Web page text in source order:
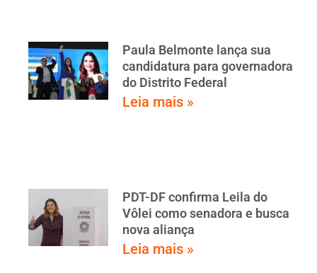
Paula Belmonte lança sua
candidatura para governadora
do Distrito Federal
Leia mais »
PDT-DF confirma Leila do
Vôlei como senadora e busca
nova aliança
Leia mais »